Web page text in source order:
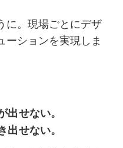
に。現場ごとにデザ
ーションを実現しま
出せない。
出せない。